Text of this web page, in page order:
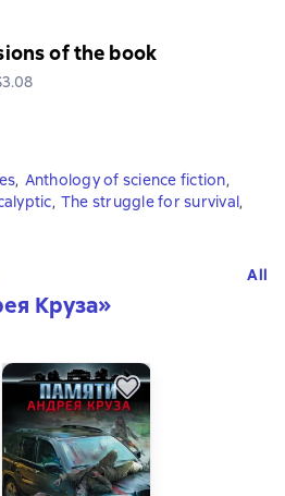
of the book
, Anthology of science fiction,
, The struggle for survival,
Круза»
All